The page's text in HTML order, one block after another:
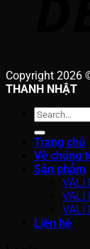
Copyright 2026
THANH NHẬT
Search
Trang chủ
Về chúng
Sản phẩm
VALI
VALI
VALI
Liên hệ